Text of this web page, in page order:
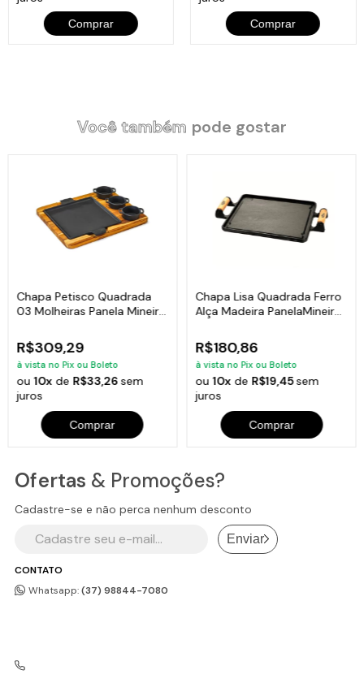
Chapa: Lisa.
Peso: 3,2Kg.
Chapa Lisa Retangular Alça Madeira Panela Mineira 30x25cm
Código:743PM
Comprar Comprar
Você também pode gostar
Chapa Petisco Quadrada
03 Molheiras Panela Mineira
R$309,29
à vista no Pix ou Boleto
ou10x de R$33,26sem
juros
Comprar
Chapa Lisa Quadrada Ferro
Alça Madeira PanelaMineira
R$180,86
à vista no Pix ou Boleto
ou10x de R$19,45sem
juros
Comprar
CONTATO
Whatsapp:(37) 98844-7080
Ofertas & Promoções?
Cadastre-se e não perca nenhum desconto
Enviar